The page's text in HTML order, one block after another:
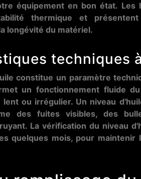
équipement en bon état. Les
thermique et
longévité du matériel.
techniques
constitue un paramètre
un fonctionnement fluide
lent ou irrégulier. Un niveau
des fuites visibles, des
La vérification du niveau
quelques mois, pour